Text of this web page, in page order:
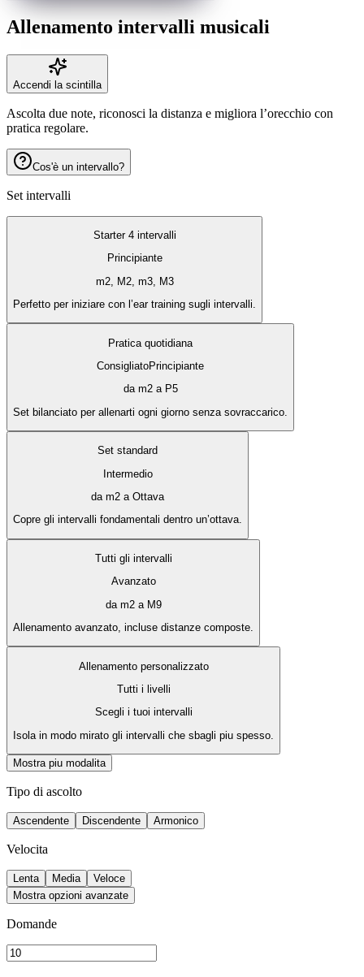
Allenamento intervalli musicali
Accendi la scintilla
Ascolta due note, riconosci la distanza e migliora l’orecchio con
pratica regolare.
Cos'è un intervallo?
Set intervalli
Starter 4 intervalli
Principiante
m2, M2, m3, M3
Perfetto per iniziare con l’ear training sugli intervalli.
Pratica quotidiana
ConsigliatoPrincipiante
da m2 a P5
Set bilanciato per allenarti ogni giorno senza sovraccarico.
Set standard
Intermedio
da m2 a Ottava
Copre gli intervalli fondamentali dentro un’ottava.
Tutti gli intervalli
Avanzato
da m2 a M9
Allenamento avanzato, incluse distanze composte.
Allenamento personalizzato
Tutti i livelli
Scegli i tuoi intervalli
Isola in modo mirato gli intervalli che sbagli piu spesso.
Mostra piu modalita
Tipo di ascolto
Ascendente Discendente Armonico
Velocita
Lenta Media
Veloce
Mostra opzioni avanzate
Domande